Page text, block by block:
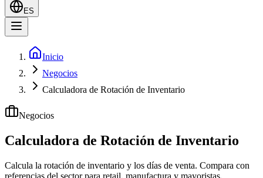
ES
Inicio
Negocios
Calculadora de Rotación de Inventario
Negocios
Calculadora de Rotación de Inventario
Calcula la rotación de inventario y los días de venta. Compara con
referencias del sector para retail, manufactura y mayoristas.